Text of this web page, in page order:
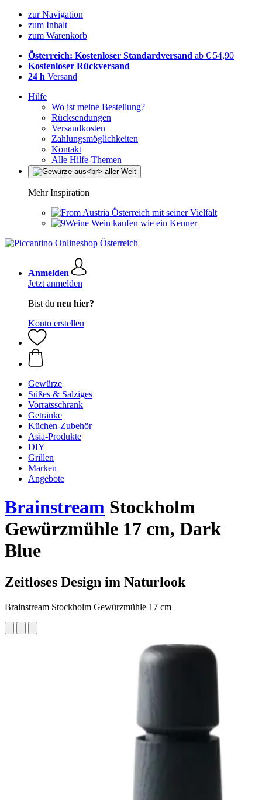
zur Navigation
zum Inhalt
zum Warenkorb
Österreich: Kostenloser Standardversand ab € 54,90
Kostenloser Rückversand
24 h Versand
Hilfe
Wo ist meine Bestellung?
Rücksendungen
Versandkosten
Zahlungsmöglichkeiten
Kontakt
Alle Hilfe-Themen
Mehr Inspiration
Österreich mit seiner Vielfalt
Wein kaufen wie ein Kenner
Anmelden
Jetzt anmelden
Bist du neu hier?
Konto erstellen
Gewürze
Süßes & Salziges
Vorratsschrank
Getränke
Küchen-Zubehör
Asia-Produkte
DIY
Grillen
Marken
Angebote
Brainstream Stockholm
Gewürzmühle 17 cm, Dark
Blue
Zeitloses Design im Naturlook
Brainstream Stockholm Gewürzmühle 17 cm